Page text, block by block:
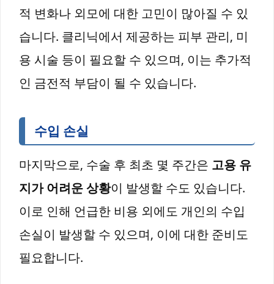
적 변화나 외모에 대한 고민이 많아질 수 있
습니다. 클리닉에서 제공하는 피부 관리, 미
용 시술 등이 필요할 수 있으며, 이는 추가적
인 금전적 부담이 될 수 있습니다.
수입 손실
마지막으로, 수술 후 최초 몇 주간은 고용 유
지가 어려운 상황이 발생할 수도 있습니다.
이로 인해 언급한 비용 외에도 개인의 수입
손실이 발생할 수 있으며, 이에 대한 준비도
필요합니다.